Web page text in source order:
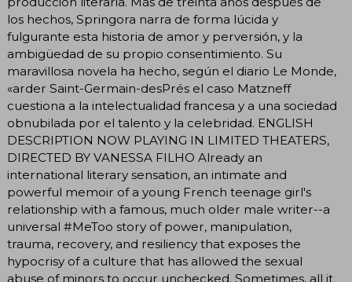
los hechos, Springora narra de forma lúcida y
fulgurante esta historia de amor y perversión, y la
ambigüedad de su propio consentimiento. Su
maravillosa novela ha hecho, según el diario Le Monde,
«arder Saint-Germain-desPrés el caso Matzneff
cuestiona a la intelectualidad francesa y a una sociedad
obnubilada por el talento y la celebridad. ENGLISH
DESCRIPTION NOW PLAYING IN LIMITED THEATERS,
DIRECTED BY VANESSA FILHO Already an
international literary sensation, an intimate and
powerful memoir of a young French teenage girl's
relationship with a famous, much older male writer--a
universal #MeToo story of power, manipulation,
trauma, recovery, and resiliency that exposes the
hypocrisy of a culture that has allowed the sexual
abuse of minors to occur unchecked. Sometimes, all it